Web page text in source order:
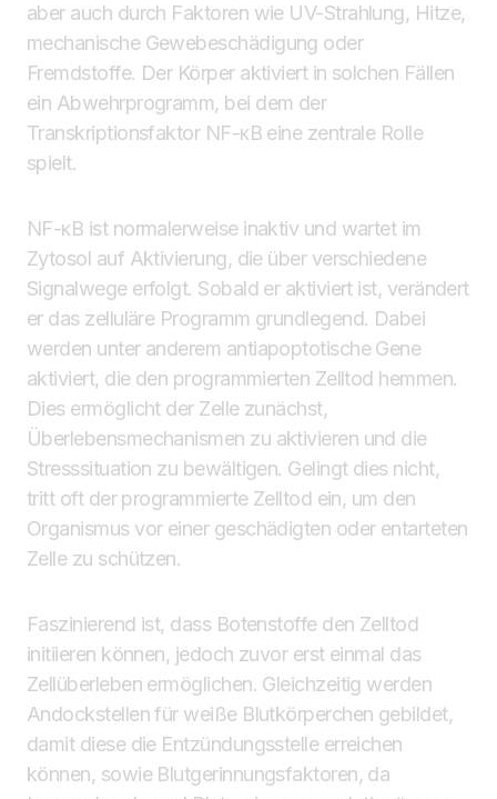
aber auch durch Faktoren wie UV-Strahlung, Hitze,
mechanische Gewebeschädigung oder
Fremdstoffe. Der Körper aktiviert in solchen Fällen
ein Abwehrprogramm, bei dem der
Transkriptionsfaktor NF-κB eine zentrale Rolle
spielt.
NF-κB ist normalerweise inaktiv und wartet im
Zytosol auf Aktivierung, die über verschiedene
Signalwege erfolgt. Sobald er aktiviert ist, verändert
er das zelluläre Programm grundlegend. Dabei
werden unter anderem antiapoptotische Gene
aktiviert, die den programmierten Zelltod hemmen.
Dies ermöglicht der Zelle zunächst,
Überlebensmechanismen zu aktivieren und die
Stresssituation zu bewältigen. Gelingt dies nicht,
tritt oft der programmierte Zelltod ein, um den
Organismus vor einer geschädigten oder entarteten
Zelle zu schützen.
Faszinierend ist, dass Botenstoffe den Zelltod
initiieren können, jedoch zuvor erst einmal das
Zellüberleben ermöglichen. Gleichzeitig werden
Andockstellen für weiße Blutkörperchen gebildet,
damit diese die Entzündungsstelle erreichen
können, sowie Blutgerinnungsfaktoren, da